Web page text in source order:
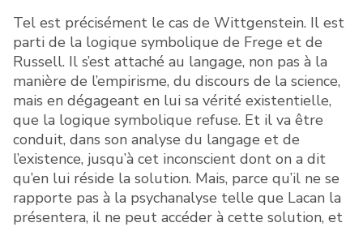
Tel est précisément le cas de Wittgenstein. Il est
parti de la logique symbolique de Frege et de
Russell. Il s’est attaché au langage, non pas à la
manière de l’empirisme, du discours de la science,
mais en dégageant en lui sa vérité existentielle,
que la logique symbolique refuse. Et il va être
conduit, dans son analyse du langage et de
l’existence, jusqu’à cet inconscient dont on a dit
qu’en lui réside la solution. Mais, parce qu’il ne se
rapporte pas à la psychanalyse telle que Lacan la
présentera, il ne peut accéder à cette solution, et